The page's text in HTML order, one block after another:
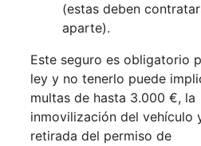
(estas deben
aparte).
Este seguro es obligatorio
ley y no tenerlo puede
multas de hasta 3.000 €, la
inmovilización del vehículo
retirada del permiso de